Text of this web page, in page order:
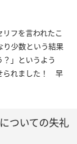
リフを言われたこ
り少数という結果
」というよう
られました！ 早
ついての失礼